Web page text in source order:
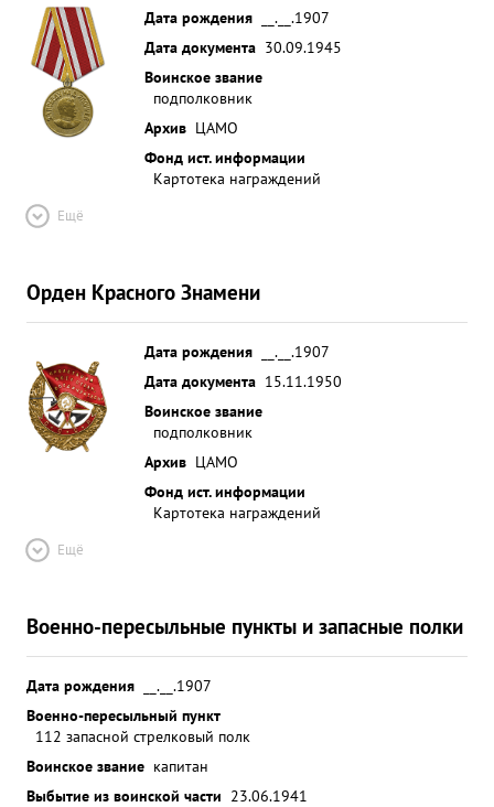
Дата рождения
__.__.1907
Дата документа 30.09.1945
Воинское звание
подполковник
Архив ЦАМО
Фонд ист. информации
Картотека награждений
Ещё
Орден Красного Знамени
Дата рождения
__.__.1907
Дата документа 15.11.1950
Воинское звание
подполковник
Архив ЦАМО
Фонд ист. информации
Картотека награждений
Ещё
Военно-пересыльные пункты и запасные полки
Дата рождения
__.__.1907
Военно-пересыльный пункт
112 запасной стрелковый полк
Воинское звание капитан
Выбытие из воинской части 23.06.1941